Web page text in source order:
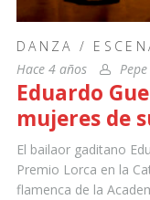
DANZA /
Hace 4 años
Eduardo
mujeres de
El bailaor gaditano
Premio Lorca en la
flamenca de la